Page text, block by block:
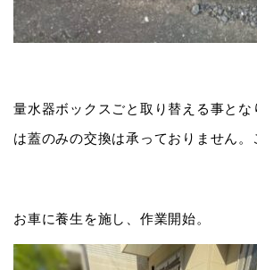
量水器ボックスごと取り替える事と
は蓋のみの交換は承っておりません。
お車に養生を施し、作業開始。